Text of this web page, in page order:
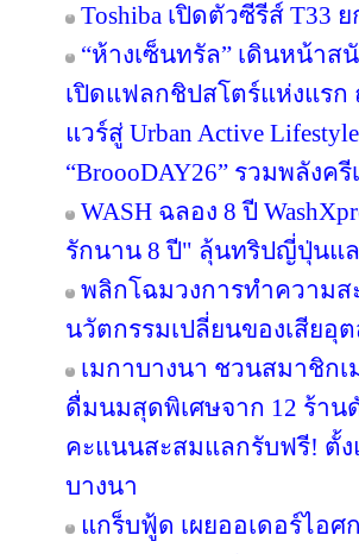
Toshiba เปิดตัวซีรีส์ T33
“ห้างเซ็นทรัล” เดินหน้า
เปิดแฟลกชิปสโตร์แห่งแร
แวร์สู่ Urban Active
“BroooDAY26” รวมพลัง
WASH ฉลอง 8 ปี
รักนาน 8 ปี" ลุ้นทริปญี่ปุ่นแล
พลิกโฉมวงการทำความส
นวัตกรรมเปลี่ยนของเสีย
เมกาบางนา ชวนสมาชิก
ดื่มนมสุดพิเศษจาก 12 ร้าน
คะแนนสะสมแลกรับฟรี! ตั้ง
บางนา
แกร็บฟู้ด เผยออเดอร์ไอศ